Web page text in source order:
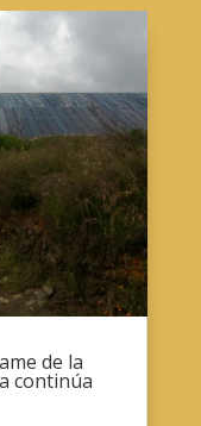
de la
continúa